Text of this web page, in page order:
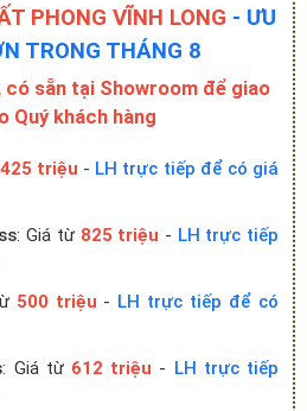
PHONG VĨNH LONG - ƯU
TRONG THÁNG 8
có sẵn tại Showroom để giao
Quý khách hàng
425 triệu - LH trực tiếp để có giá
: Giá từ 825 triệu - LH trực tiếp
500 triệu - LH trực tiếp để có
: Giá từ 612 triệu - LH trực tiếp